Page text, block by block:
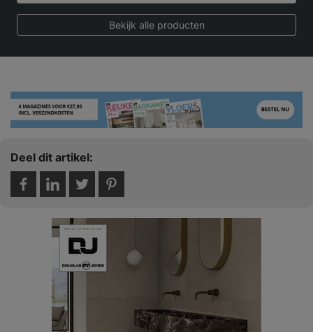
Bekijk alle producten
Deel dit artikel: